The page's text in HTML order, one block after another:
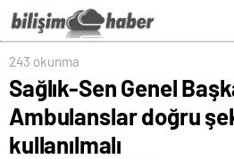
243 okunma
Sağlık-Sen Genel
Ambulanslar doğru
kullanılmalı